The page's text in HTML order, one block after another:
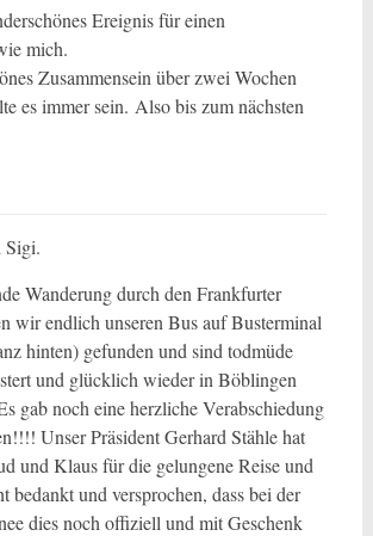
Ereignis für einen
mich.
Zusammensein über zwei Wochen
es immer sein. Also bis zum nächsten
Sigi.
Wanderung durch den Frankfurter
wir endlich unseren Bus auf Busterminal
hinten) gefunden und sind todmüde
und glücklich wieder in Böblingen
gab noch eine herzliche Verabschiedung
Unser Präsident Gerhard Stähle hat
und Klaus für die gelungene Reise und
bedankt und versprochen, dass bei der
dies noch offiziell und mit Geschenk